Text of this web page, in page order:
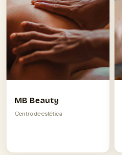
MB Beauty
Centro de estética